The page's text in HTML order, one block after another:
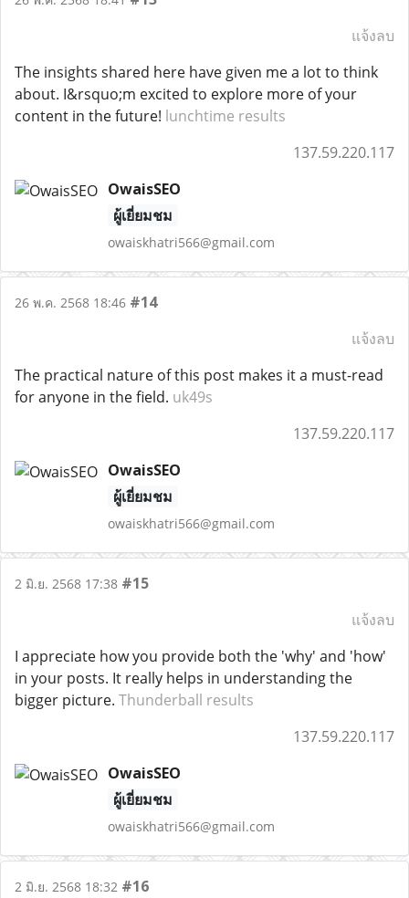
แจ้งลบ
The insights shared here have given me a lot to think
about. I&rsquo;m excited to explore more of your
content in the future! lunchtime results
137.59.220.117
OwaisSEO
ผู้เยี่ยมชม
owaiskhatri566@gmail.com
26 พ.ค. 2568 18:46 #14
แจ้งลบ
The practical nature of this post makes it a must-read
for anyone in the field. uk49s
137.59.220.117
OwaisSEO
ผู้เยี่ยมชม
owaiskhatri566@gmail.com
2 มิ.ย. 2568 17:38 #15
แจ้งลบ
I appreciate how you provide both the 'why' and 'how'
in your posts. It really helps in understanding the
bigger picture. Thunderball results
137.59.220.117
OwaisSEO
ผู้เยี่ยมชม
owaiskhatri566@gmail.com
2 มิ.ย. 2568 18:32 #16